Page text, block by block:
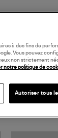
à des fins de
Vous pouvez
non strictement
notre politique de
Autoriser tous